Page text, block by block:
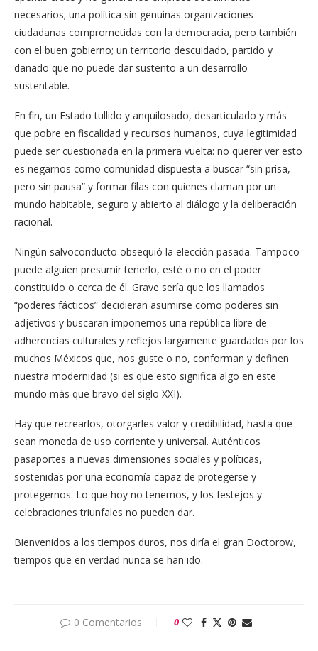
necesarios; una política sin genuinas organizaciones
ciudadanas comprometidas con la democracia, pero también
con el buen gobierno; un territorio descuidado, partido y
dañado que no puede dar sustento a un desarrollo
sustentable.
En fin, un Estado tullido y anquilosado, desarticulado y más
que pobre en fiscalidad y recursos humanos, cuya legitimidad
puede ser cuestionada en la primera vuelta: no querer ver esto
es negarnos como comunidad dispuesta a buscar “sin prisa,
pero sin pausa” y formar filas con quienes claman por un
mundo habitable, seguro y abierto al diálogo y la deliberación
racional.
Ningún salvoconducto obsequió la elección pasada. Tampoco
puede alguien presumir tenerlo, esté o no en el poder
constituido o cerca de él. Grave sería que los llamados
“poderes fácticos” decidieran asumirse como poderes sin
adjetivos y buscaran imponernos una república libre de
adherencias culturales y reflejos largamente guardados por los
muchos Méxicos que, nos guste o no, conforman y definen
nuestra modernidad (si es que esto significa algo en este
mundo más que bravo del siglo XXI).
Hay que recrearlos, otorgarles valor y credibilidad, hasta que
sean moneda de uso corriente y universal. Auténticos
pasaportes a nuevas dimensiones sociales y políticas,
sostenidas por una economía capaz de protegerse y
protegernos. Lo que hoy no tenemos, y los festejos y
celebraciones triunfales no pueden dar.
Bienvenidos a los tiempos duros, nos diría el gran Doctorow,
tiempos que en verdad nunca se han ido.
0 Comentarios 0